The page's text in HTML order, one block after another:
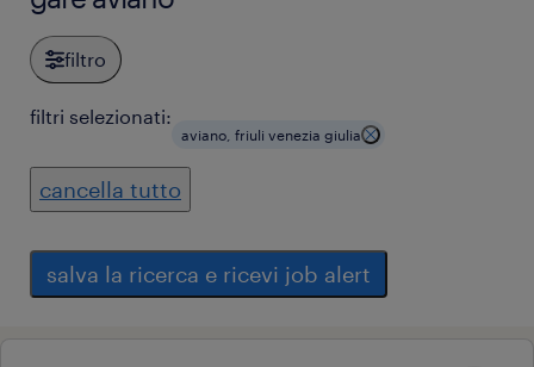
filtro
filtri selezionati:
aviano, friuli venezia giulia
cancella tutto
salva la ricerca e ricevi job alert